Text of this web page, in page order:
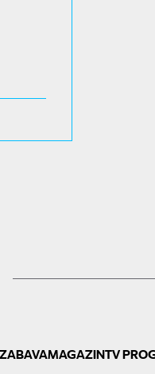
ZABAVAMAGAZINTV